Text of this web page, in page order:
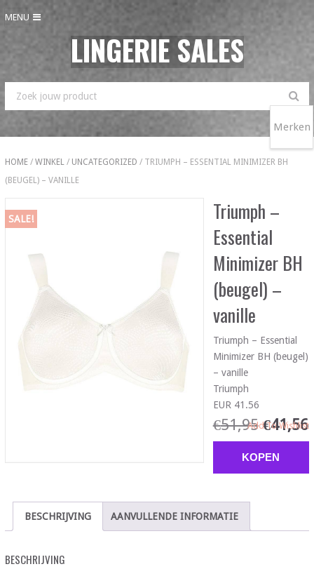
MENU
LINGERIE SALES
HOME/ WINKEL/ UNCATEGORIZED / TRIUMPH – ESSENTIAL MINIMIZER BH
(BEUGEL) – VANILLE
SALE!
Triumph –
Essential
Minimizer BH
(beugel) –
vanille
Triumph – Essential
Minimizer BH (beugel)
– vanille
Triumph
EUR 41.56
€51,95 €41,56
KOPEN
Add To Wishlist
BESCHRIJVING AANVULLENDE INFORMATIE
BESCHRIJVING
Merken